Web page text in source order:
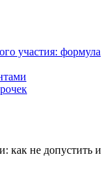
участия: формула
как не допустить и